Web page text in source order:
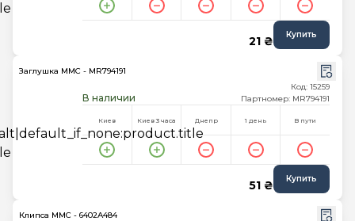
21 ₴ Купить
Заглушка MMC - MR794191
В наличии
Код: 15259
Партномер: MR794191
Киев Киев 3 часа Днепр 1 день В пути
51 ₴ Купить
Клипса MMC - 6402A484